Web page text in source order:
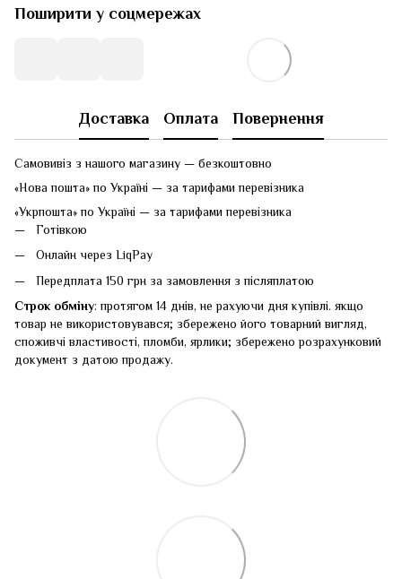
Поширити у соцмережах
Доставка Оплата Повернення
Самовивіз з нашого магазину — безкоштовно
«Нова пошта» по Україні — за тарифами перевізника
«Укрпошта» по Україні — за тарифами перевізника
Готівкою
Онлайн через LiqPay
Передплата 150 грн за замовлення з післяплатою
Строк обміну: протягом 14 днів, не рахуючи дня купівлі. якщо
товар не використовувався; збережено його товарний вигляд,
споживчі властивості, пломби, ярлики; збережено розрахунковий
документ з датою продажу.